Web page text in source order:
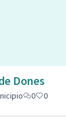
Dones
0 0